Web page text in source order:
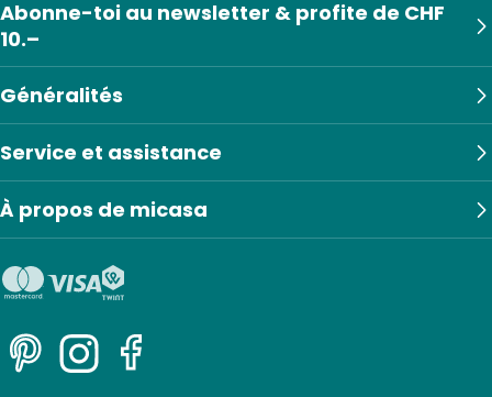
Généralités
Service et assistance
À propos de micasa
Abonne-toi au newsletter & profite de CHF
10.–
PinterestInstagramFacebook